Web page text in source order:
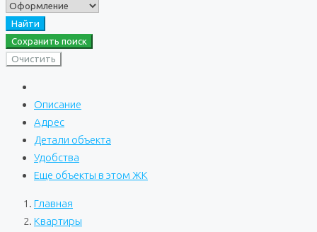
Найти
Сохранить поиск
Очистить
Описание
Адрес
Детали объекта
Удобства
Еще объекты в этом ЖК
Главная
Квартиры